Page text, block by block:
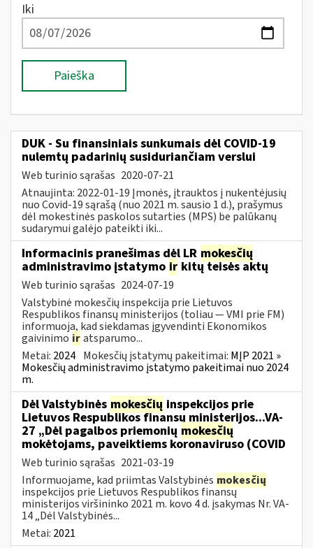
Iki
Paieška
DUK - Su finansiniais sunkumais dėl COVID-19
nulemtų padarinių susiduriančiam verslui
Web turinio sąrašas 2020-07-21
Atnaujinta: 2022-01-19 Įmonės, įtrauktos į nukentėjusių
nuo Covid-19 sąrašą (nuo 2021 m. sausio 1 d.), prašymus
dėl mokestinės paskolos sutarties (MPS) be palūkanų
sudarymui galėjo pateikti iki...
Informacinis pranešimas dėl LR mokesčių
administravimo įstatymo ir kitų teisės aktų
Web turinio sąrašas 2024-07-19
Valstybinė mokesčių inspekcija prie Lietuvos
Respublikos finansų ministerijos (toliau — VMI prie FM)
informuoja, kad siekdamas įgyvendinti Ekonomikos
gaivinimo iratsparumo...
Metai: 2024 Mokesčių įstatymų pakeitimai: MĮP 2021 »
Mokesčių administravimo įstatymo pakeitimai nuo 2024
m.
Dėl Valstybinės mokesčių inspekcijos prie
Lietuvos Respublikos finansų ministerijos...VA-
27 „Dėl pagalbos priemonių mokesčių
mokėtojams, paveiktiems koronaviruso (COVID
Web turinio sąrašas 2021-03-19
Informuojame, kad priimtas Valstybinės mokesčių
inspekcijos prie Lietuvos Respublikos finansų
ministerijos viršininko 2021 m. kovo 4 d. įsakymas Nr. VA-
14 „Dėl Valstybinės...
Metai: 2021